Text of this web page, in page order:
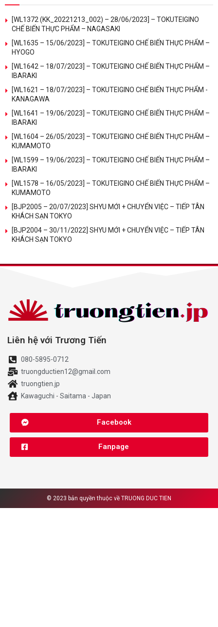
[WL1372 (KK_20221213_002) – 28/06/2023] – TOKUTEIGINO
CHẾ BIẾN THỰC PHẨM – NAGASAKI
[WL1635 – 15/06/2023] – TOKUTEIGINO CHẾ BIẾN THỰC PHẨM –
HYOGO
[WL1642 – 18/07/2023] – TOKUTEIGINO CHẾ BIẾN THỰC PHẨM –
IBARAKI
[WL1621 – 18/07/2023] – TOKUTEIGINO CHẾ BIẾN THỰC PHẨM -
KANAGAWA
[WL1641 – 19/06/2023] – TOKUTEIGINO CHẾ BIẾN THỰC PHẨM –
IBARAKI
[WL1604 – 26/05/2023] – TOKUTEIGINO CHẾ BIẾN THỰC PHẨM –
KUMAMOTO
[WL1599 – 19/06/2023] – TOKUTEIGINO CHẾ BIẾN THỰC PHẨM –
IBARAKI
[WL1578 – 16/05/2023] – TOKUTEIGINO CHẾ BIẾN THỰC PHẨM –
KUMAMOTO
[BJP2005 – 20/07/2023] SHYU MỚI + CHUYỂN VIỆC – TIẾP TÂN
KHÁCH SẠN TOKYO
[BJP2004 – 30/11/2022] SHYU MỚI + CHUYỂN VIỆC – TIẾP TÂN
KHÁCH SẠN TOKYO
Liên hệ với Trương Tiến
080-5895-0712
truongductien12@gmail.com
truongtien.jp
Kawaguchi - Saitama - Japan
Facebook
Fanpage
© 2023 bản quyền thuộc về TRUONG DUC TIEN